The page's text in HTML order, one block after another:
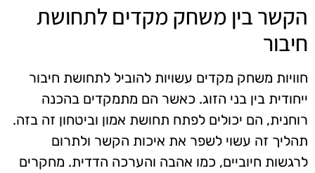
הקשר בין משחק מקדים לתחושת
חיבור
חוויות משחק מקדים עשויות להוביל לתחושת חיבור
ייחודית בין בני הזוג. כאשר הם מתמקדים בהכנה
רוחנית, הם יכולים לפתח תחושת אמון וביטחון זה בזה.
תהליך זה עשוי לשפר את איכות הקשר ולתרום
לרגשות חיוביים, כמו אהבה והערכה הדדית. מחקרים